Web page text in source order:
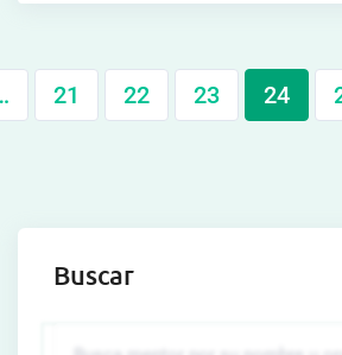
21 22 23 24
Buscar